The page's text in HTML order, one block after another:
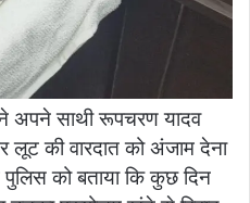
अपने साथी रूपचरण यादव
की वारदात को अंजाम देना
पुलिस को बताया कि कुछ दिन